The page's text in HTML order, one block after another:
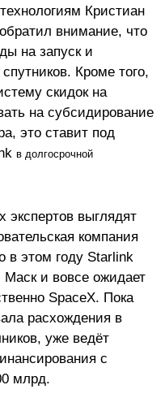
Кристиан
внимание, что
на запуск и
Кроме того,
скидок на
на субсидирование
, это ставит под
в долгосрочной
выглядят
компания
в этом году Starlink
и вовсе ожидает
SpaceX. Пока
расхождения в
уже ведёт
с
млрд.